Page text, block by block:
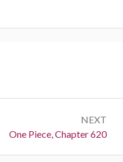
NEXT
Next:
One Piece, Chapter 620